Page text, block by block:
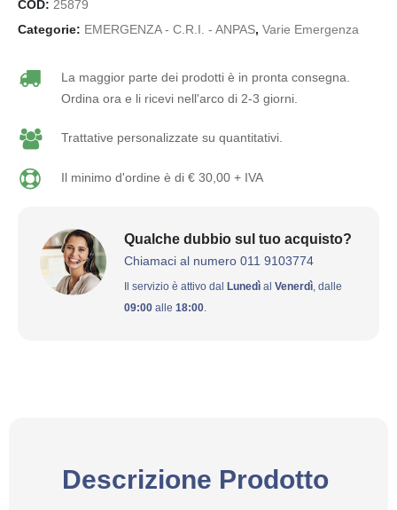
COD: 25879
Categorie: EMERGENZA - C.R.I. - ANPAS, Varie Emergenza
La maggior parte dei prodotti è in pronta consegna.
Ordina ora e li ricevi nell'arco di 2-3 giorni.
Trattative personalizzate su quantitativi.
Il minimo d'ordine è di € 30,00 + IVA
Qualche dubbio sul tuo acquisto?
Chiamaci al numero 011 9103774
Il servizio è attivo dal Lunedì al Venerdì , dalle
09:00 alle 18:00
Descrizione Prodotto